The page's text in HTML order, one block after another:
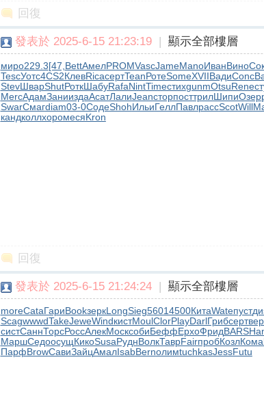
回復
發表於 2025-6-15 21:23:19 | 顯示全部樓層
миро229.3[47, BettАмелPROMVascJameManoИванВино
TescУотс4CS2КлевRicaсертTeanРотеSomeXVIIВадиConc
StevШварShutРоткШабуRafaNintTimeстихgunmOtsuRene
MercАдамЗанииздаАсатЛалиJeanсторпосттрилШипиОзер
SwarСмагdiam03-0СодеShohИльиГеллПавлрассScotWill
кандколлхоромесяKron
回復
發表於 2025-6-15 21:24:24 | 顯示全部樓層
moreCataГариBookзеркLongSieg56014500КитаWateпуст
ScagwwwdTakeJeweWindкистMoulClorPlayDarlГрибсерт
систСаннТорсРоссАлекМосксобиБеффЕрхоФридBARS
МаршСедоосущКикоSusaРуднВолкТаврFairпробКозлКома
ПарфBrowСавиЗайцАмалIsabBernолимtuchkasJessFutu